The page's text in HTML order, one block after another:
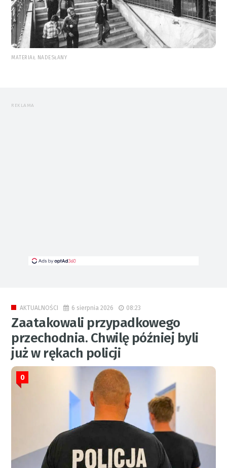
MATERIAŁ NADESŁANY
REKLAMA
AKTUALNOŚCI 6 sierpnia 2026 08:23
Zaatakowali przypadkowego
przechodnia. Chwilę później byli
już w rękach policji
0